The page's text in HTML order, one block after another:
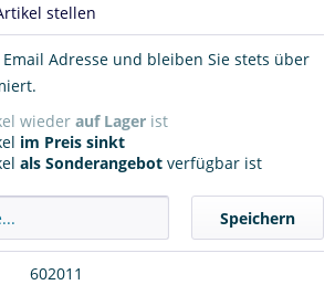
stellen
Adresse und bleiben Sie stets über
wieder auf Lager ist
im Preis sinkt
als Sonderangebot verfügbar ist
Speichern
602011